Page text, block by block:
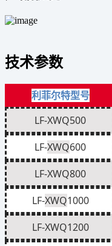
技术参数
利菲尔特型号
LF-XWQ500
LF-XWQ600
LF-XWQ800
LF-XWQ1000
LF-XWQ1200